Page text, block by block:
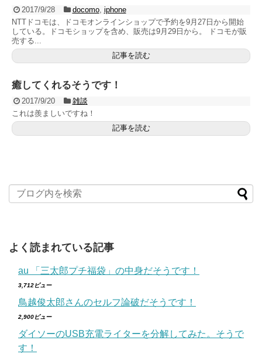
2017/9/28 docomo, iphone
NTTドコモは、ドコモオンラインショップで予約を9月27日から開始
している。ドコモショップを含め、販売は9月29日から。 ドコモが販
売する...
記事を読む
癒してくれるそうです！
2017/9/20
雑談
これは羨ましいですね！
記事を読む
よく読まれている記事
au 「三太郎プチ福袋」の中身だそうです！
3,712ビュー
鳥越俊太郎さんのセルフ論破だそうです！
2,900ビュー
ダイソーのUSB充電ライターを分解してみた。そうで
す！